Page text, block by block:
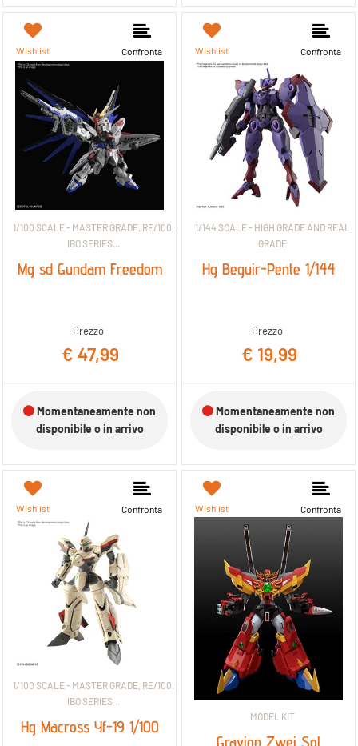
Wishlist Confronta
1/100 SCALE - MASTER GRADE, RE/100,
IBO SERIES...
Mg sd Gundam Freedom
Prezzo
€ 47,99
Momentaneamente non
disponibile o in arrivo
Wishlist Confronta
1/144 SCALE - HIGH GRADE AND REAL
GRADE
Hg Beguir-Pente 1/144
Prezzo
€ 19,99
Momentaneamente non
disponibile o in arrivo
Wishlist Confronta
1/100 SCALE - MASTER GRADE, RE/100,
IBO SERIES...
Hg Macross Yf-19 1/100
Wishlist Confronta
MODEL KIT
Gravion Zwei Sol